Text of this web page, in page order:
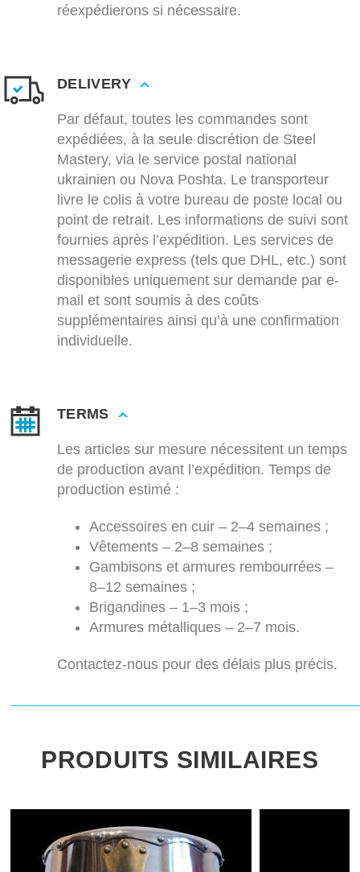
réexpédierons si nécessaire.
DELIVERY
Par défaut, toutes les commandes sont
expédiées, à la seule discrétion de Steel
Mastery, via le service postal national
ukrainien ou Nova Poshta. Le transporteur
livre le colis à votre bureau de poste local ou
point de retrait. Les informations de suivi sont
fournies après l’expédition. Les services de
messagerie express (tels que DHL, etc.) sont
disponibles uniquement sur demande par e-
mail et sont soumis à des coûts
supplémentaires ainsi qu’à une confirmation
individuelle.
TERMS
Les articles sur mesure nécessitent un temps
de production avant l’expédition. Temps de
production estimé :
Accessoires en cuir – 2–4 semaines ;
Vêtements – 2–8 semaines ;
Gambisons et armures rembourrées –
8–12 semaines ;
Brigandines – 1–3 mois ;
Armures métalliques – 2–7 mois.
Contactez-nous pour des délais plus précis.
PRODUITS SIMILAIRES